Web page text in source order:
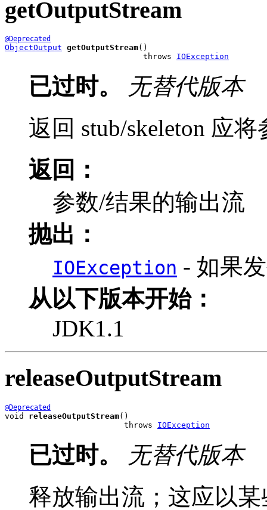
getOutputStream
@Deprecated
ObjectOutput getOutputStream()
                             throws
IOException
已过时。
无替代版本
返回 stub/skeleton 应
返回：
参数/结果的输出流
抛出：
IOException - 如果
从以下版本开始：
JDK1.1
releaseOutputStream
@Deprecated
void releaseOutputStream()
                         throws
IOException
已过时。
无替代版本
释放输出流；这应以